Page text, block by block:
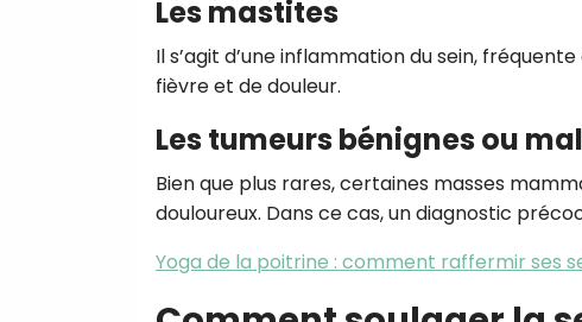
Les mastites
Il s’agit d’une inflammation du sein,
fièvre et de douleur.
Les tumeurs bénignes ou
Bien que plus rares, certaines masses
douloureux. Dans ce cas, un diagnostic
Yoga de la poitrine : comment raffermir ses